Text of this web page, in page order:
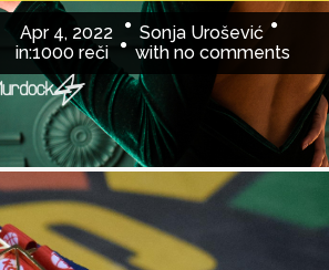
Apr 4, 2022
Sonja Urošević
in:1000 reči withno comments